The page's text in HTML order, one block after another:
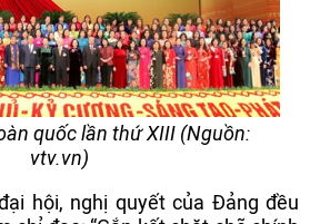
quốc lần thứ XIII (Nguồn:
vtv.vn)
hội, nghị quyết của Đảng đều